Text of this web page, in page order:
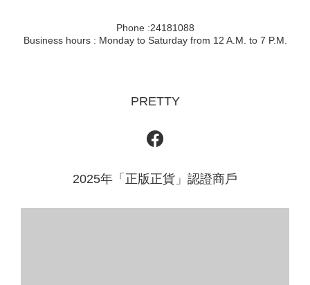
Phone :24181088
Business hours : Monday to Saturday from 12 A.M. to 7 P.M.
PRETTY
2025年「正版正貨」認證商戶